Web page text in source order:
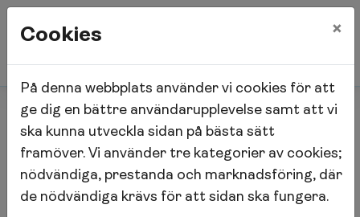
Start Nyheter Vi springer för livet!
Vi springer för livet!
Cookies ×
På denna webbplats använder vi cookies för att
ge dig en bättre användarupplevelse samt att vi
ska kunna utveckla sidan på bästa sätt
framöver. Vi använder tre kategorier av cookies;
nödvändiga, prestanda och marknadsföring, där
de nödvändiga krävs för att sidan ska fungera.